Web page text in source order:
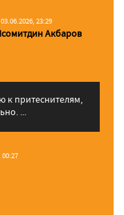
03.06.2026, 23:29
Акбаров
к притеснителям,
...
00:27